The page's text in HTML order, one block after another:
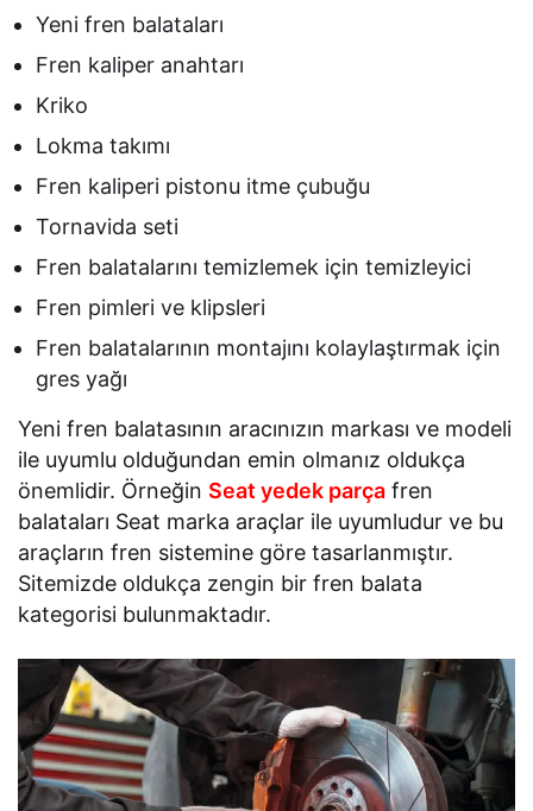
Yeni fren balataları
Fren kaliper anahtarı
Kriko
Lokma takımı
Fren kaliperi pistonu itme çubuğu
Tornavida seti
Fren balatalarını temizlemek için temizleyici
Fren pimleri ve klipsleri
Fren balatalarının montajını kolaylaştırmak için
gres yağı
Yeni fren balatasının aracınızın markası ve modeli
ile uyumlu olduğundan emin olmanız oldukça
önemlidir. Örneğin Seat yedek parça fren
balataları Seat marka araçlar ile uyumludur ve bu
araçların fren sistemine göre tasarlanmıştır.
Sitemizde oldukça zengin bir fren balata
kategorisi bulunmaktadır.